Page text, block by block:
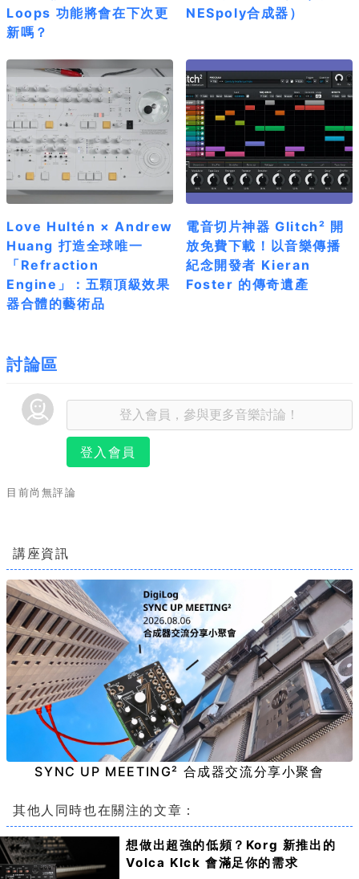
Loops 功能將會在下次更
新嗎？
NESpoly合成器）
Love Hultén × Andrew
Huang 打造全球唯一
「Refraction
Engine」：五顆頂級效果
器合體的藝術品
電音切片神器 Glitch² 開
放免費下載！以音樂傳播
紀念開發者 Kieran
Foster 的傳奇遺產
討論區
登入會員
目前尚無評論
講座資訊
SYNC UP MEETING² 合成器交流分享小聚會
其他人同時也在關注的文章：
想做出超強的低頻？Korg 新推出的
Volca KIck 會滿足你的需求